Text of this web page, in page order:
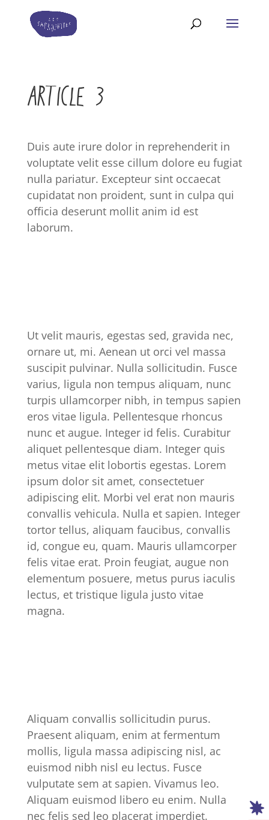
ARTICLE 3
Duis aute irure dolor in reprehenderit in
voluptate velit esse cillum dolore eu fugiat
nulla pariatur. Excepteur sint occaecat
cupidatat non proident, sunt in culpa qui
officia deserunt mollit anim id est
laborum.
Ut velit mauris, egestas sed, gravida nec,
ornare ut, mi. Aenean ut orci vel massa
suscipit pulvinar. Nulla sollicitudin. Fusce
varius, ligula non tempus aliquam, nunc
turpis ullamcorper nibh, in tempus sapien
eros vitae ligula. Pellentesque rhoncus
nunc et augue. Integer id felis. Curabitur
aliquet pellentesque diam. Integer quis
metus vitae elit lobortis egestas. Lorem
ipsum dolor sit amet, consectetuer
adipiscing elit. Morbi vel erat non mauris
convallis vehicula. Nulla et sapien. Integer
tortor tellus, aliquam faucibus, convallis
id, congue eu, quam. Mauris ullamcorper
felis vitae erat. Proin feugiat, augue non
elementum posuere, metus purus iaculis
lectus, et tristique ligula justo vitae
magna.
Aliquam convallis sollicitudin purus.
Praesent aliquam, enim at fermentum
mollis, ligula massa adipiscing nisl, ac
euismod nibh nisl eu lectus. Fusce
vulputate sem at sapien. Vivamus leo.
Aliquam euismod libero eu enim. Nulla
nec felis sed leo placerat imperdiet.